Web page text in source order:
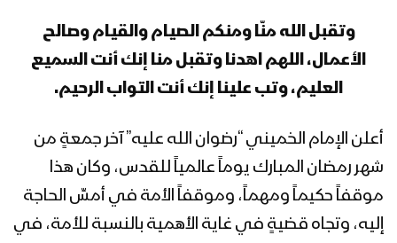
جبهة حريب بمناسبة يوم القدس العالمي
مأرب – رسائل المجاهدين المرابطين في
العالمي 1444هـ
نشيد لم تهوني – فرقة أنصار الله 1444هـ
وتقبل الله منّا ومنكم الصيام والقيام وصالح
الأعمال، اللهم اهدنا وتقبل منا إنك أنت السميع
العليم، وتب علينا إنك أنت التواب الرحيم.
أعلن الإمام الخميني “رضوان الله عليه” آخر جمعةٍ من
شهر رمضان المبارك يوماً عالمياً للقدس، وكان هذا
موقفاً حكيماً ومهماً، وموقفاً الأمة في أمسِّ الحاجة
إليه، وتجاه قضيةٍ في غاية الأهمية بالنسبة للأمة، في